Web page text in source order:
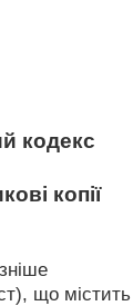
кодекс
копії
що містить